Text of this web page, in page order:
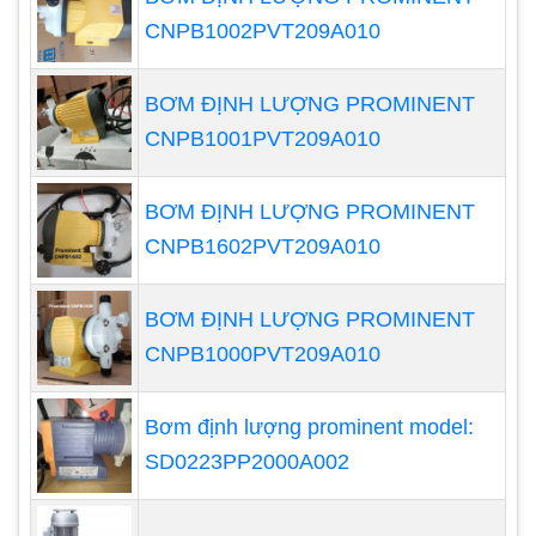
lỏng và khoảng cách vận chuyển. Công thức và
bảng tra thông số kỹ thuật từ nhà sản xuất ống
bơm cũng là những công cụ hữu ích để lựa chọn
kích thước ống phù hợp.
Trong quá trình thiết kế hệ thống bơm, việc chọn
CNPB1002PVT209A010
BƠM ĐỊNH LƯỢNG PROMINENT
CNPB1001PVT209A010
BƠM ĐỊNH LƯỢNG PROMINENT
CNPB1602PVT209A010
BƠM ĐỊNH LƯỢNG PROMINENT
CNPB1000PVT209A010
Bơm định lượng prominent model:
SD0223PP2000A002